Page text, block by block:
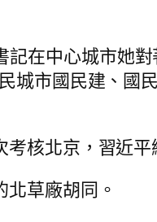
在中心城市她
市國民建、國
考核北京，習近
北草廠胡同。